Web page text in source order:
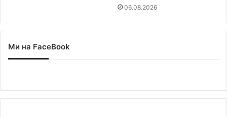
06.08.2026
Ми на FaceBook